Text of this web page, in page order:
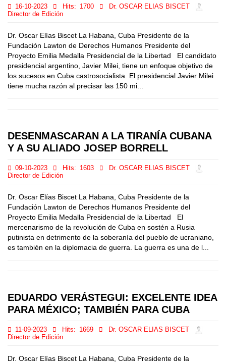
16-10-2023 Hits: 1700
Dr. OSCAR ELIAS BISCET
Director de Edición
Dr. Oscar Elías Biscet La Habana, Cuba Presidente de la
Fundación Lawton de Derechos Humanos Presidente del
Proyecto Emilia Medalla Presidencial de la Libertad El candidato
presidencial argentino, Javier Milei, tiene un enfoque objetivo de
los sucesos en Cuba castrosocialista. El presidencial Javier Milei
tiene mucha razón al precisar las 150 mi...
DESENMASCARAN A LA TIRANÍA CUBANA
Y A SU ALIADO JOSEP BORRELL
09-10-2023 Hits: 1603
Dr. OSCAR ELIAS BISCET
Director de Edición
Dr. Oscar Elías Biscet La Habana, Cuba Presidente de la
Fundación Lawton de Derechos Humanos Presidente del
Proyecto Emilia Medalla Presidencial de la Libertad El
mercenarismo de la revolución de Cuba en sostén a Rusia
putinista en detrimento de la soberanía del pueblo de ucraniano,
es también en la diplomacia de guerra. La guerra es una de l...
EDUARDO VERÁSTEGUI: EXCELENTE IDEA
PARA MÉXICO; TAMBIÉN PARA CUBA
11-09-2023 Hits: 1669
Dr. OSCAR ELIAS BISCET
Director de Edición
Dr. Oscar Elías Biscet La Habana, Cuba Presidente de la